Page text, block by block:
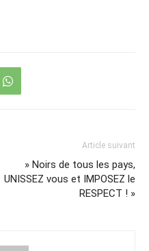
Article suivant
» Noirs de tous les pays,
UNISSEZ vous et IMPOSEZ le
RESPECT ! »